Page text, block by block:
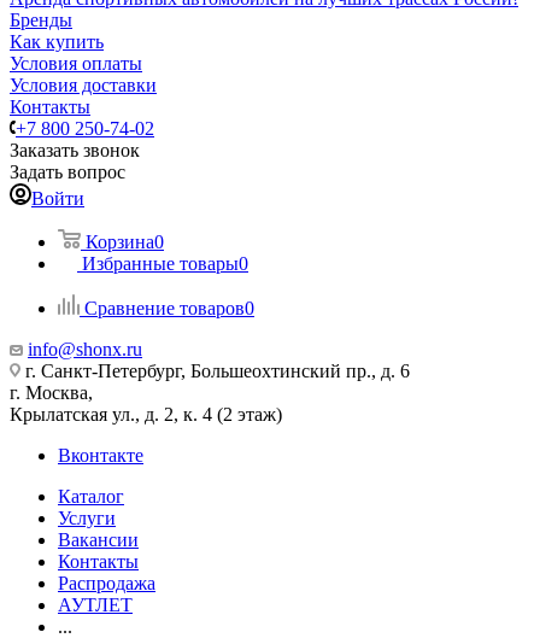
Бренды
Как купить
Условия оплаты
Условия доставки
Контакты
+7 800 250-74-02
Заказать звонок
Задать вопрос
Войти
Корзина0
Избранные товары0
Сравнение товаров0
info@shonx.ru
г. Санкт-Петербург, Большеохтинский пр., д. 6
г. Москва,
Крылатская ул., д. 2, к. 4 (2 этаж)
Вконтакте
Каталог
Услуги
Вакансии
Контакты
Распродажа
АУТЛЕТ
...